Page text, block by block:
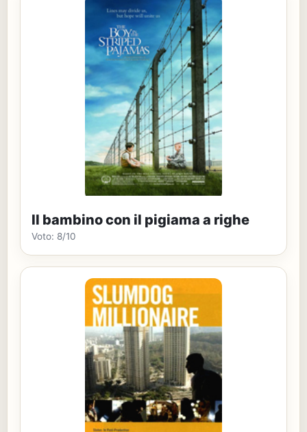
Il bambino con il pigiama a righe
Voto: 8/10